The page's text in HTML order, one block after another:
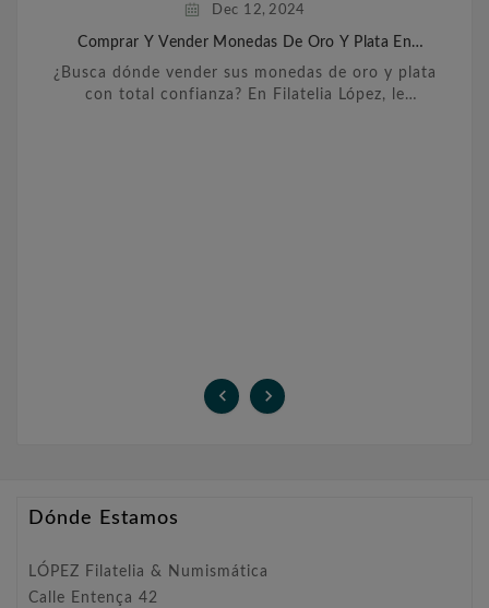
Dec 12, 2024
Comprar Y Vender Monedas De Oro Y Plata En
¿Busca dónde vender sus monedas de oro y plata
con total confianza? En Filatelia López, le
 
Dónde Estamos
LÓPEZ Filatelia & Numismática
Calle Entença 42